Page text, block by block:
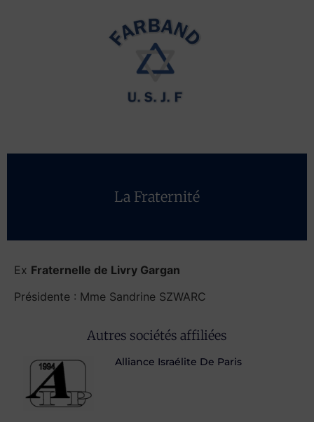
La Fraternité
Ex Fraternelle de Livry Gargan
Présidente : Mme Sandrine SZWARC
Autres sociétés affiliées
Alliance Israélite De Paris